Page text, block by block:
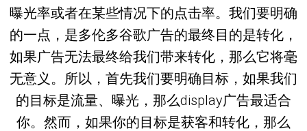
曝光率或者在某些情况下的点击率。我们要明确
的一点，是多伦多谷歌广告的最终目的是转化，
如果广告无法最终给我们带来转化，那么它将毫
无意义。所以，首先我们要明确目标，如果我们
的目标是流量、曝光，那么display广告最适合
你。然而，如果你的目标是获客和转化，那么